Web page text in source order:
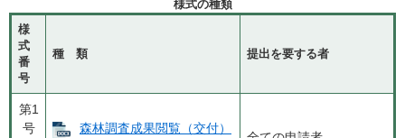
様式の種類
様
式
番
号
種 類 提出を要する者
第1
号
森林調査成果閲覧（交付）